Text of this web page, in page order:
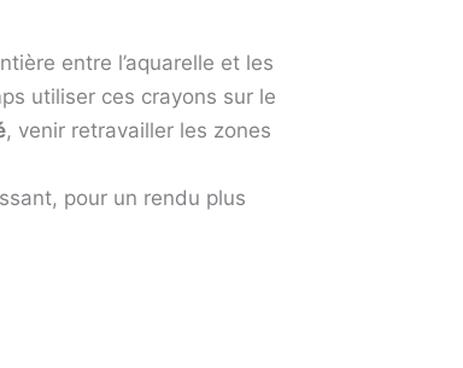
entre l’aquarelle et les
utiliser ces crayons sur le
, venir retravailler les zones
pour un rendu plus